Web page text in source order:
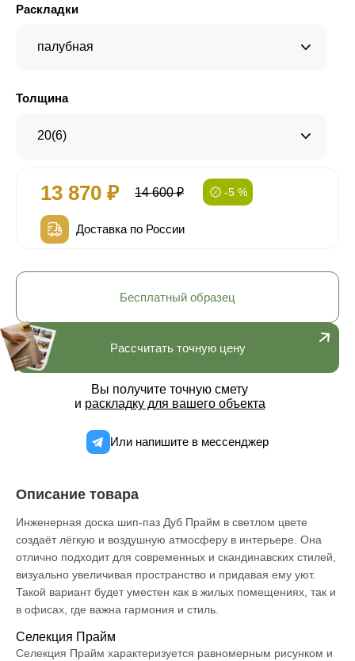
Раскладки
палубная
Толщина
20(6)
13 870 ₽ 14 600 ₽ -5 %
Доставка по России
Рассчитать точную цену
Вы получите точную смету
и раскладку для вашего объекта
Или напишите в мессенджер
Бесплатный образец
Описание товара
Инженерная доска шип-паз Дуб Прайм в светлом цвете
создаёт лёгкую и воздушную атмосферу в интерьере. Она
отлично подходит для современных и скандинавских стилей,
визуально увеличивая пространство и придавая ему уют.
Такой вариант будет уместен как в жилых помещениях, так и
в офисах, где важна гармония и стиль.
Селекция Прайм
Селекция Прайм характеризуется равномерным рисунком и